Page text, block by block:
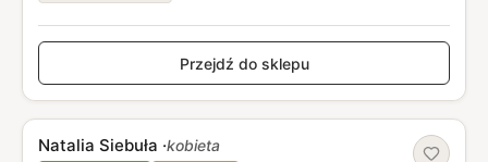
Przejdź do sklepu
Natalia Siebuła ·kobieta